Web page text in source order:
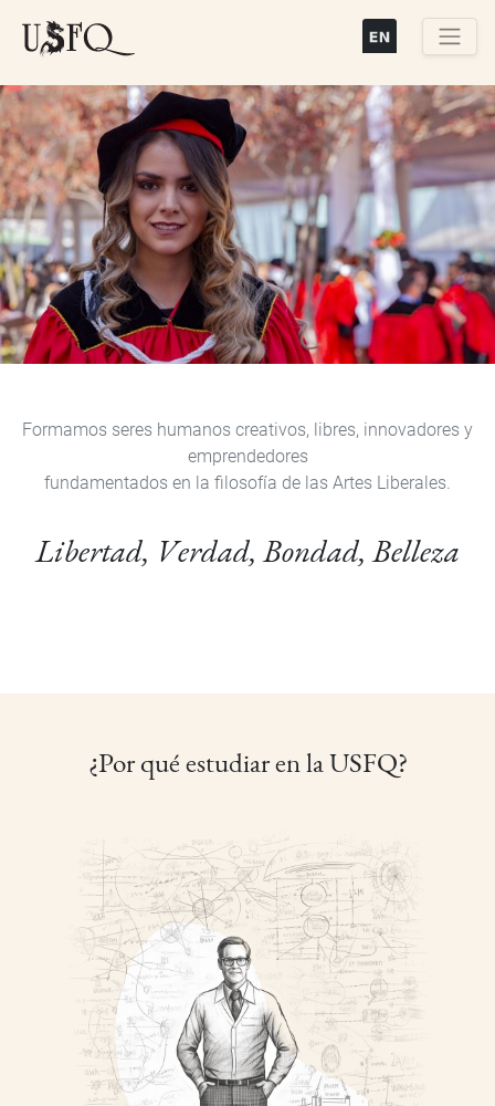
principal
Previous Next
Formamos seres humanos creativos, libres, innovadores y
emprendedores
fundamentados en la filosofía de las Artes Liberales.
Libertad, Verdad, Bondad, Belleza
¿Por qué estudiar en la USFQ?